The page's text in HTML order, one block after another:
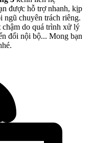
được hỗ trợ nhanh, kịp
ngũ chuyên trách riêng.
chậm do quá trình xử lý
đổi nội bộ... Mong bạn